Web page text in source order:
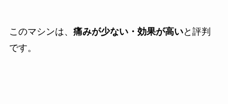
このマシンは、 痛みが少ない・効果が高いと評判
です。